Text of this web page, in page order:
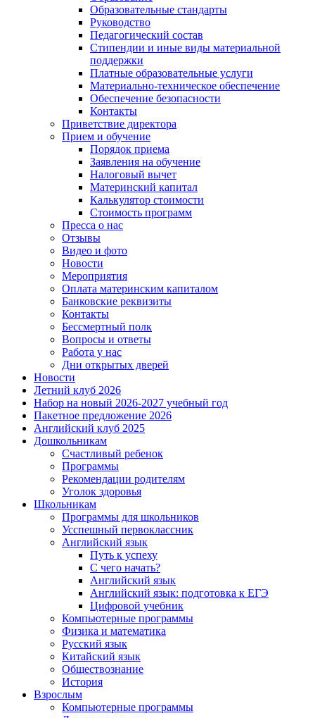
Образовательные стандарты
Руководство
Педагогический состав
Стипендии и иные виды материальной
поддержки
Платные образовательные услуги
Материально-техническое обеспечение
Обеспечение безопасности
Контакты
Приветствие директора
Прием и обучение
Порядок приема
Заявления на обучение
Налоговый вычет
Материнский капитал
Калькулятор стоимости
Стоимость программ
Пресса о нас
Отзывы
Видео и фото
Новости
Мероприятия
Оплата материнским капиталом
Банковские реквизиты
Контакты
Бессмертный полк
Вопросы и ответы
Работа у нас
Дни открытых дверей
Новости
Летний клуб 2026
Набор на новый 2026-2027 учебный год
Пакетное предложение 2026
Английский клуб 2025
Дошкольникам
Счастливый ребенок
Программы
Рекомендации родителям
Уголок здоровья
Школьникам
Программы для школьников
Усспешный первоклассник
Английский язык
Путь к успеху
С чего начать?
Английский язык
Английский язык: подготовка к ЕГЭ
Цифровой учебник
Компьютерные программы
Физика и математика
Русский язык
Китайский язык
Обществознание
История
Взрослым
Компьютерные программы